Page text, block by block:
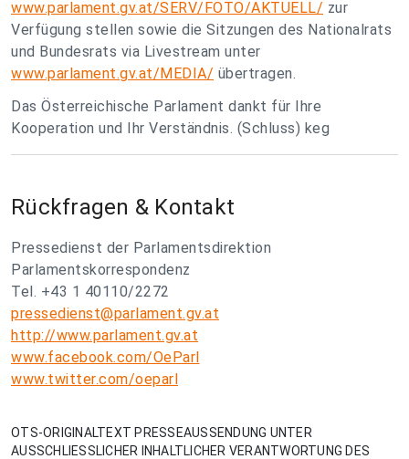
www.parlament.gv.at/SERV/FOTO/AKTUELL/ zur
Verfügung stellen sowie die Sitzungen des Nationalrats
und Bundesrats via Livestream unter
www.parlament.gv.at/MEDIA/ übertragen.
Das Österreichische Parlament dankt für Ihre
Kooperation und Ihr Verständnis. (Schluss) keg
Rückfragen & Kontakt
Pressedienst der Parlamentsdirektion
Parlamentskorrespondenz
Tel. +43 1 40110/2272
pressedienst@parlament.gv.at
http://www.parlament.gv.at
www.facebook.com/OeParl
www.twitter.com/oeparl
OTS-ORIGINALTEXT PRESSEAUSSENDUNG UNTER
AUSSCHLIESSLICHER INHALTLICHER VERANTWORTUNG DES